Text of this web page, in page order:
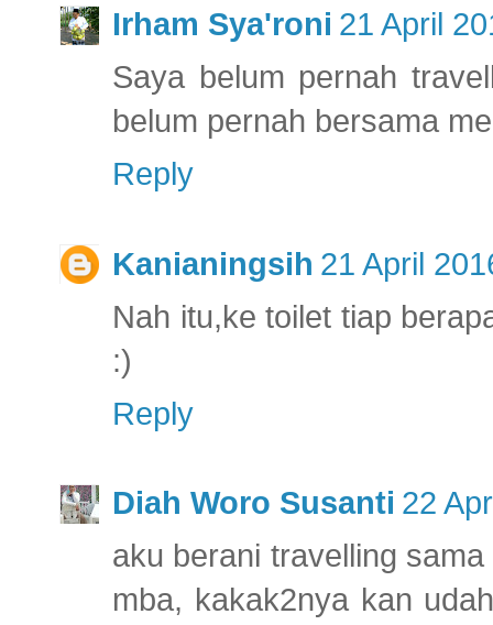
Irham Sya'roni 21 April
Saya belum pernah
belum pernah bersama
Reply
Kanianingsih 21 April
Nah itu,ke toilet tiap
:)
Reply
Diah Woro Susanti 22
aku berani travelling
mba, kakak2nya kan